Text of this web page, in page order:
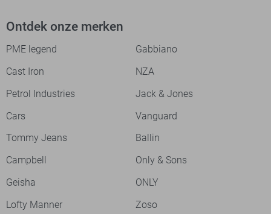
Ontdek onze merken
PME legend
Gabbiano
Cast Iron
NZA
Petrol Industries
Jack & Jones
Cars
Vanguard
Tommy Jeans
Ballin
Campbell
Only & Sons
Geisha
ONLY
Lofty Manner
Zoso